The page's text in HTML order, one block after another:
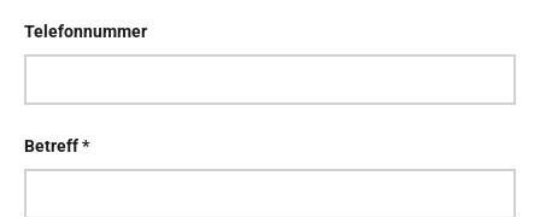
Telefonnummer
Betreff